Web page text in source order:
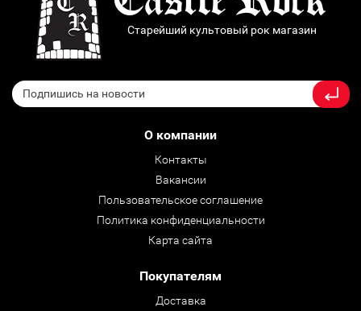
Старейший культовый рок магазин
О компании
Контакты
Вакансии
Пользовательское соглашение
Политика конфиденциальности
Карта сайта
Покупателям
Доставка